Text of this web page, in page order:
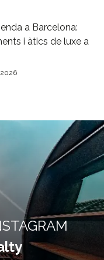
a Barcelona:
i àtics de luxe a